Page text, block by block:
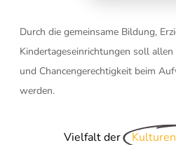
Durch die gemeinsame Bildung,
Kindertageseinrichtungen soll allen
und Chancengerechtigkeit beim
werden.
Vielfalt der